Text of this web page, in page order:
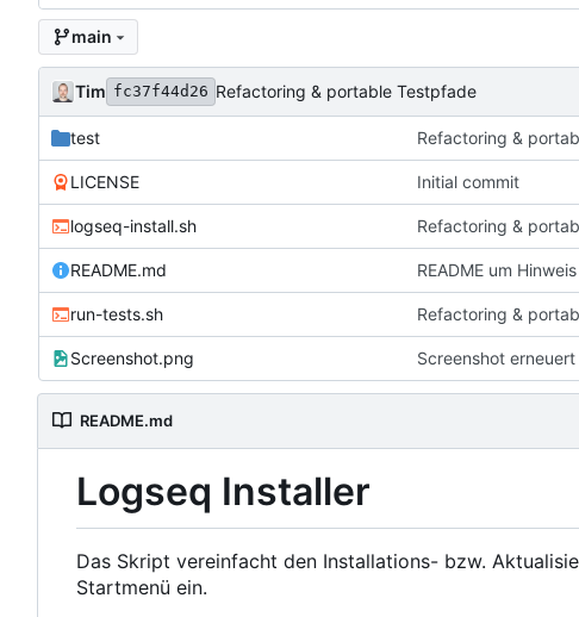
main
Tim fc37f44d26 Refactoring & portable Testpfade
test Refactoring &
LICENSE Initial commit
logseq-install.sh Refactoring &
README.md README um
run-tests.sh Refactoring &
Screenshot.png Screenshot erneuert
README.md
Logseq Installer
Das Skript vereinfacht den Installations- bzw.
Startmenü ein.